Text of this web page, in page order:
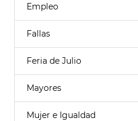
Empleo
Fallas
Feria de Julio
Mayores
Mujer e Igualdad